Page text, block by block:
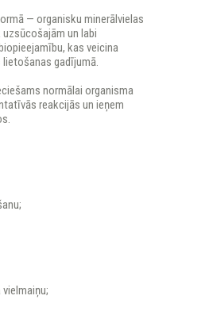
— organisku minerālvielas
un labi
kas veicina
gadījumā.
normālai organisma
reakcijās un ieņem